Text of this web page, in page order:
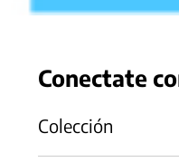
Conectate
Colección